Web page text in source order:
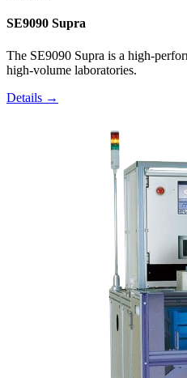
SE9090 Supra
The SE9090 Supra is a high-
high-volume laboratories.
Details →